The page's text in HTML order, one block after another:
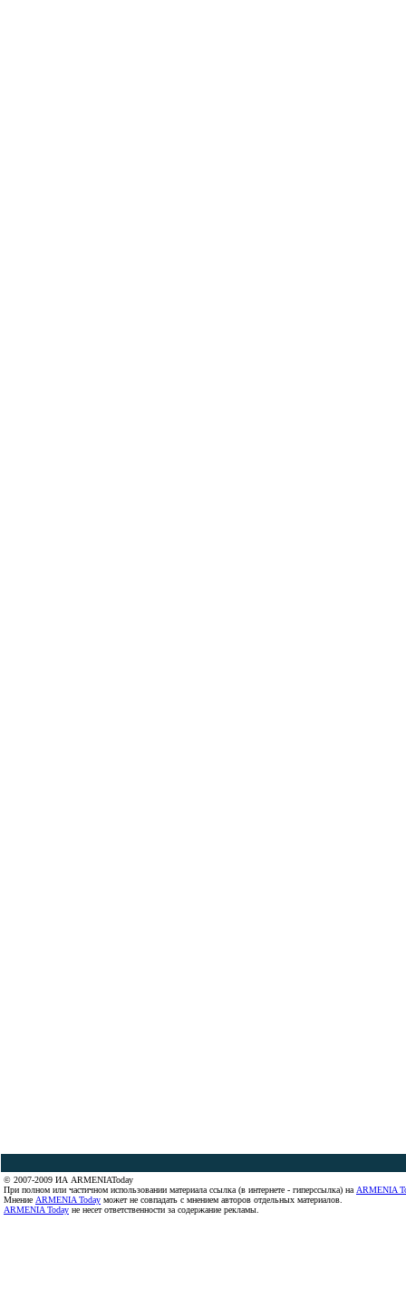
© 2007-2009 ИА ARMENIAToday
При полном или частичном использовании материала ссылка (в интернете - гиперссылка) на ARMENIA
Мнение ARMENIA Today может не совпадать с мнением авторов отдельных материалов.
ARMENIA Today не несет ответственности за содержание рекламы.